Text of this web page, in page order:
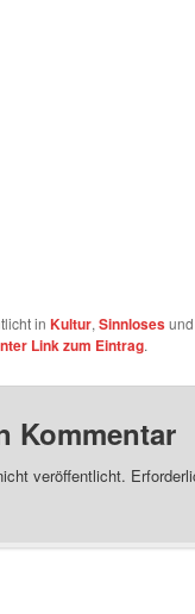
in Kultur, Sinnlosesund
Link zum Eintrag.
Kommentar
veröffentlicht.